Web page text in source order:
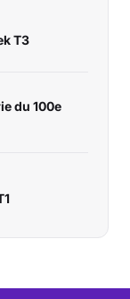
T3
du 100e